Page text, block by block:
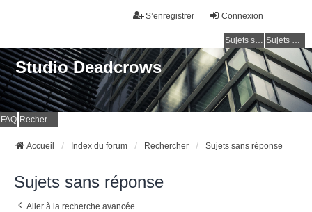
Connexion
S’enregistrer
Sujets sans réponse Sujets actifs
Studio Deadcrows
FAQ Rechercher
Accueil Index du forum Rechercher Sujets sans réponse
Sujets sans réponse
Aller à la recherche avancée